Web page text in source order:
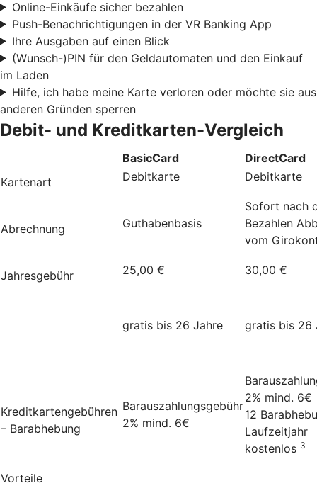
Online-Einkäufe sicher bezahlen
Push-Benachrichtigungen in der VR Banking App
Ihre Ausgaben auf einen Blick
(Wunsch-)PIN für den Geldautomaten und den Einkauf
im Laden
Hilfe, ich habe meine Karte verloren oder möchte sie aus
anderen Gründen sperren
Debit- und Kreditkarten-Vergleich
BasicCard
DirectCard
Kartenart
Debitkarte Debitkarte
Abrechnung Guthabenbasis
Sofort nach
Bezahlen
vom
Jahresgebühr 25,00 € 30,00 €
gratis bis 26 Jahre gratis bis 26
Kreditkartengebühren
– Barabhebung
Barauszahlungsgebühr
2% mind. 6€
2% mind. 6€
12
Laufzeitjahr
kostenlos 3
Vorteile